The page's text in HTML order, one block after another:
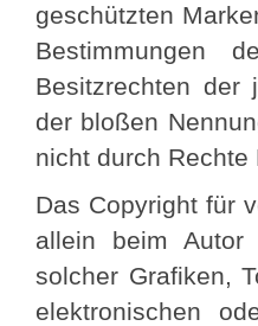
geschützten
Bestimmungen
Besitzrechten der
der bloßen
nicht durch Rechte
Das Copyright für
allein beim Autor
solcher Grafiken,
elektronischen